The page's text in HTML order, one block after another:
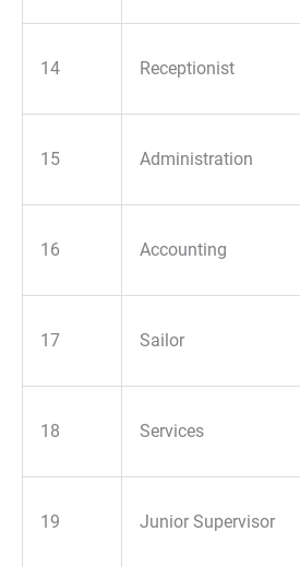
14 Receptionist
15 Administration
16 Accounting
17 Sailor
18 Services
19 Junior Supervisor